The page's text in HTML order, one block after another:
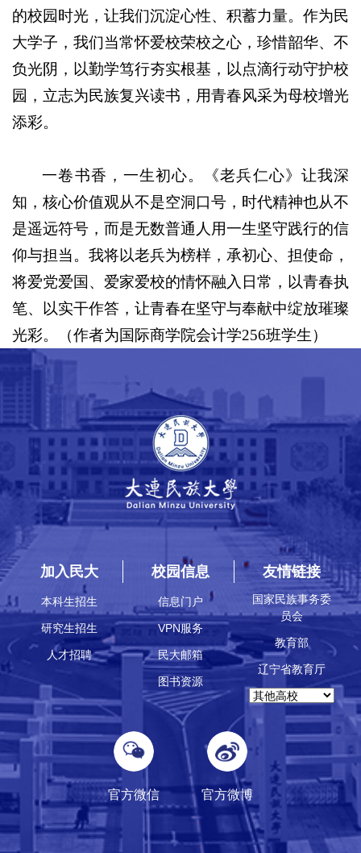
的校园时光，让我们沉淀心性、积蓄力量。作为民
大学子，我们当常怀爱校荣校之心，珍惜韶华、不
负光阴，以勤学笃行夯实根基，以点滴行动守护校
园，立志为民族复兴读书，用青春风采为母校增光
添彩。
一卷书香，一生初心。《老兵仁心》让我深
知，核心价值观从不是空洞口号，时代精神也从不
是遥远符号，而是无数普通人用一生坚守践行的信
仰与担当。我将以老兵为榜样，承初心、担使命，
将爱党爱国、爱家爱校的情怀融入日常，以青春执
笔、以实干作答，让青春在坚守与奉献中绽放璀璨
光彩。（作者为国际商学院会计学256班学生）
加入民大
本科生招生
研究生招生
人才招聘
校园信息
信息门户
VPN服务
民大邮箱
图书资源
友情链接
国家民族事务委
员会
教育部
辽宁省教育厅
官方微信 官方微博